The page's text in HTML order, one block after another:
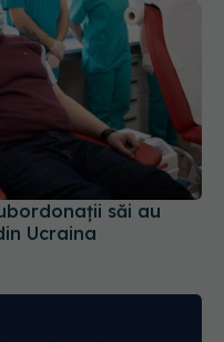
săi au
Ucraina